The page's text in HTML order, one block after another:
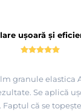
ușoară și
granule elastica
Se aplică
că se